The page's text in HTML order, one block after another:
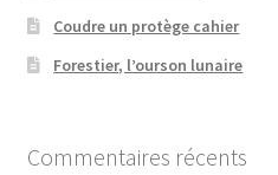
Coudre un protège cahier
Forestier, l’ourson lunaire
Commentaires récents